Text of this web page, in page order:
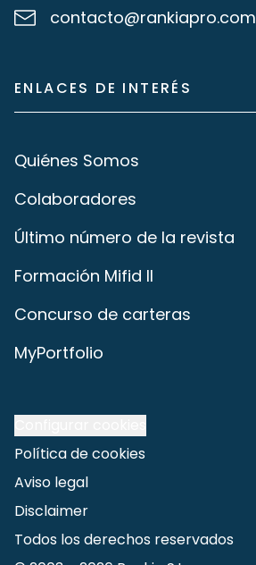
contacto@rankiapro.com
ENLACES DE INTERÉS
Quiénes Somos
Colaboradores
Último número de la revista
Formación Mifid II
Concurso de carteras
MyPortfolio
Política de cookies
Aviso legal
Disclaimer
Todos los derechos reservados